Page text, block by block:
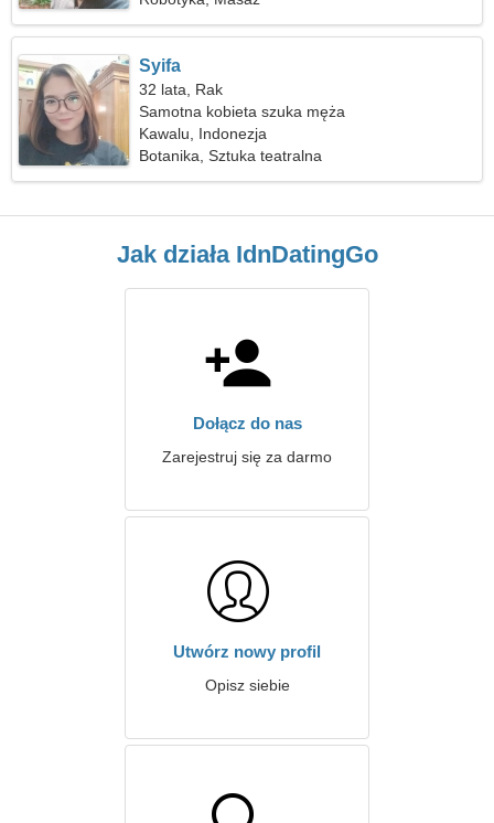
Syifa
32 lata, Rak
Samotna kobieta szuka męża
Kawalu, Indonezja
Botanika, Sztuka teatralna
Jak działa IdnDatingGo
Dołącz do nas
Zarejestruj się za darmo
Utwórz nowy profil
Opisz siebie